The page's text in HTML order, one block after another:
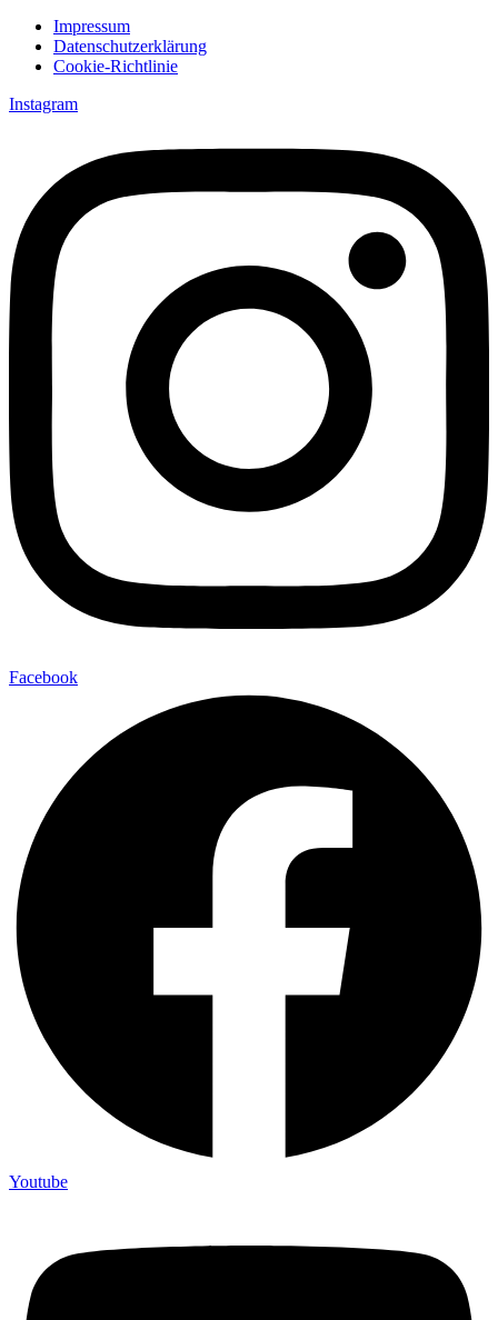
Impressum
Datenschutzerklärung
Cookie-Richtlinie
Instagram
Facebook
Youtube